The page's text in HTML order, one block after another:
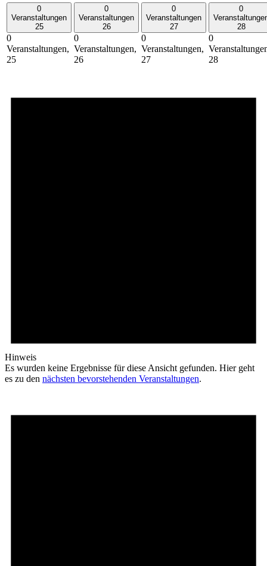
0
Veranstaltungen
25
0
Veranstaltungen,
25
0
Veranstaltungen
26
0
Veranstaltungen,
26
0
Veranstaltungen
27
0
Veranstaltungen,
27
0
28
0
28
Hinweis
Es wurden keine Ergebnisse für diese Ansicht gefunden. Hier geht
es zu den nächsten bevorstehenden Veranstaltungen.